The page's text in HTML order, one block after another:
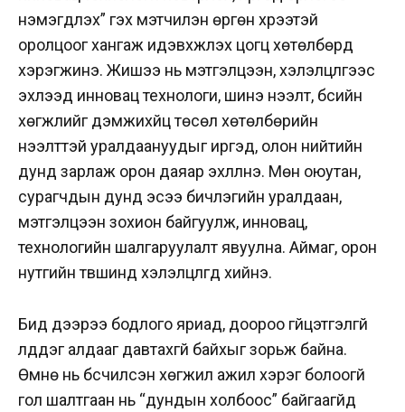
нэмэгдүүлэх” гэх мэтчилэн өргөн хүрээтэй
оролцоог хангаж идэвхжүүлэх цогц хөтөлбөрүүд
хэрэгжинэ. Жишээ нь мэтгэлцээн, хэлэлцүүлгээс
эхлээд инновац технологи, шинэ нээлт, бүсийн
хөгжлийг дэмжихүйц төсөл хөтөлбөрийн
нээлттэй уралдаануудыг иргэд, олон нийтийн
дунд зарлаж орон даяар эхлүүлнэ. Мөн оюутан,
сурагчдын дунд эсээ бичлэгийн уралдаан,
мэтгэлцээн зохион байгуулж, инновац,
технологийн шалгаруулалт явуулна. Аймаг, орон
нутгийн түвшинд хэлэлцүүлгүүд хийнэ.
Бид дээрээ бодлого яриад, доороо гүйцэтгэлгүй
үлддэг алдааг давтахгүй байхыг зорьж байна.
Өмнө нь бүсчилсэн хөгжил ажил хэрэг болоогүй
гол шалтгаан нь “дундын холбоос” байгаагүйд